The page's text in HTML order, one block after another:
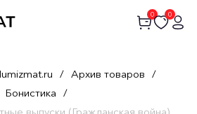
0 0
/ Архив товаров /
Бонистика /